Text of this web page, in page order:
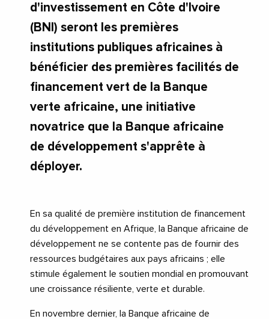
d'investissement en Côte d'Ivoire
(BNI) seront les premières
institutions publiques africaines à
bénéficier des premières facilités de
financement vert de la Banque
verte africaine, une initiative
novatrice que la Banque africaine
de développement s'apprête à
déployer.
En sa qualité de première institution de financement
du développement en Afrique, la Banque africaine de
développement ne se contente pas de fournir des
ressources budgétaires aux pays africains ; elle
stimule également le soutien mondial en promouvant
une croissance résiliente, verte et durable.
En novembre dernier, la Banque africaine de